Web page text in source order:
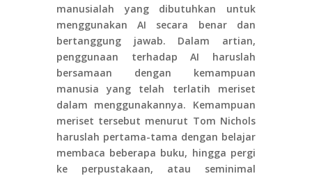
manusialah yang dibutuhkan untuk
menggunakan AI secara benar dan
bertanggung jawab. Dalam artian,
penggunaan terhadap AI haruslah
bersamaan dengan kemampuan
manusia yang telah terlatih meriset
dalam menggunakannya. Kemampuan
meriset tersebut menurut Tom Nichols
haruslah pertama-tama dengan belajar
membaca beberapa buku, hingga pergi
ke perpustakaan, atau seminimal